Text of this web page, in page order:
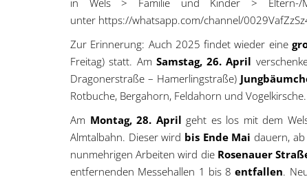
in Wels > Familie und Kinder > Eltern-/
unter https://whatsapp.com/channel/
Zur Erinnerung: Auch 2025 findet wieder eine
Freitag) statt. Am Samstag, 26. April
Dragonerstraße – Hamerlingstraße)
Rotbuche, Bergahorn, Feldahorn und
Am Montag, 28. April geht es los mit dem
Almtalbahn. Dieser wird bis Ende Mai dauern, ab
nunmehrigen Arbeiten wird die Rosenauer
entfernenden Messehallen 1 bis 8entfallen.